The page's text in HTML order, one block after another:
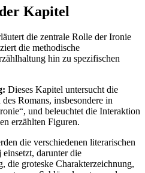
Kapitel
die zentrale Rolle der Ironie
die methodische
hin zu spezifischen
Dieses Kapitel untersucht die
Romans, insbesondere in
und beleuchtet die Interaktion
erzählten Figuren.
die verschiedenen literarischen
darunter die
die groteske Charakterzeichnung,